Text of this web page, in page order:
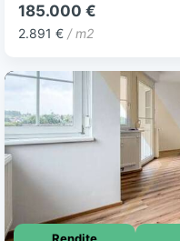
185.000 €
2.891 € / m2